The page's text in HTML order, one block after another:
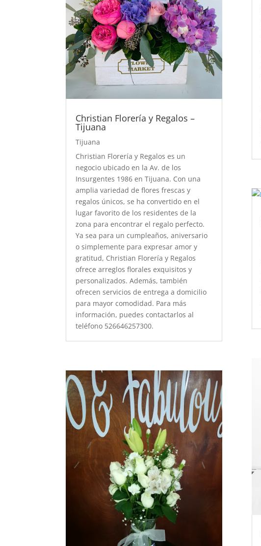
Christian Florería y Regalos –
Tijuana
Tijuana
Christian Florería y Regalos es un
negocio ubicado en la Av. de los
Insurgentes 1986 en Tijuana. Con una
amplia variedad de flores frescas y
regalos únicos, se ha convertido en el
lugar favorito de los residentes de la
zona para encontrar el regalo perfecto.
Ya sea para un cumpleaños, aniversario
o simplemente para expresar amor y
gratitud, Christian Florería y Regalos
ofrece arreglos florales exquisitos y
personalizados. Además, también
ofrecen servicios de entrega a domicilio
para mayor comodidad. Para más
información, puedes contactarlos al
teléfono 526646257300.